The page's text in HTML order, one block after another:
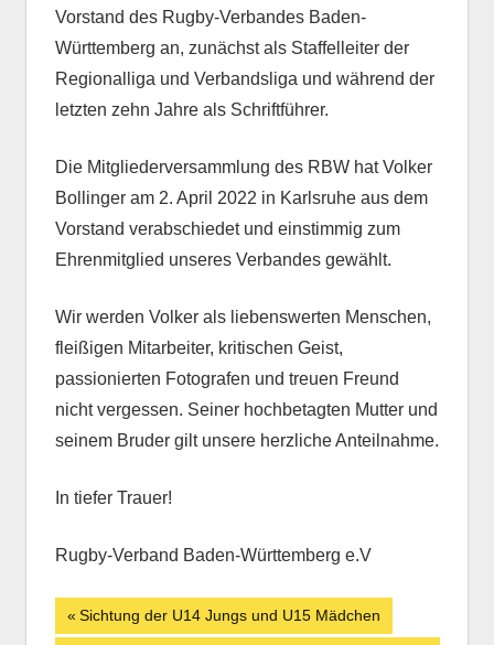
Vorstand des Rugby-Verbandes Baden-
Württemberg an, zunächst als Staffelleiter der
Regionalliga und Verbandsliga und während der
letzten zehn Jahre als Schriftführer.
Die Mitgliederversammlung des RBW hat Volker
Bollinger am 2. April 2022 in Karlsruhe aus dem
Vorstand verabschiedet und einstimmig zum
Ehrenmitglied unseres Verbandes gewählt.
Wir werden Volker als liebenswerten Menschen,
fleißigen Mitarbeiter, kritischen Geist,
passionierten Fotografen und treuen Freund
nicht vergessen. Seiner hochbetagten Mutter und
seinem Bruder gilt unsere herzliche Anteilnahme.
In tiefer Trauer!
Rugby-Verband Baden-Württemberg e.V
Beitrags-
Vorheriger
Beitrag:
Sichtung der U14 Jungs und U15 Mädchen